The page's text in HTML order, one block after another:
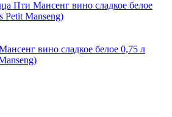
вино сладкое белое 0,75 л